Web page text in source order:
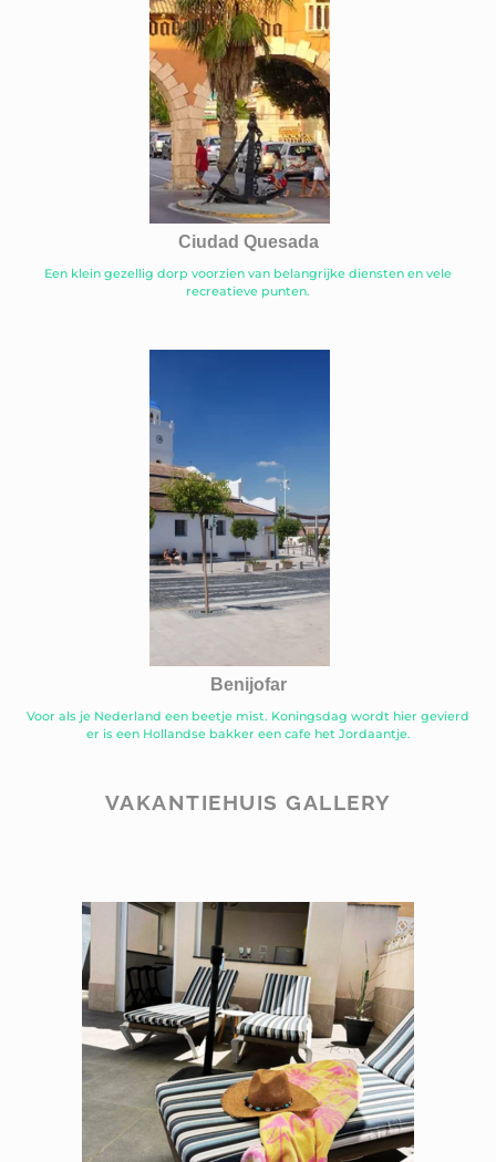
Ciudad Quesada
Een klein gezellig dorp voorzien van belangrijke diensten en vele
recreatieve punten.
Benijofar
Voor als je Nederland een beetje mist. Koningsdag wordt hier gevierd
er is een Hollandse bakker een cafe het Jordaantje.
VAKANTIEHUIS GALLERY